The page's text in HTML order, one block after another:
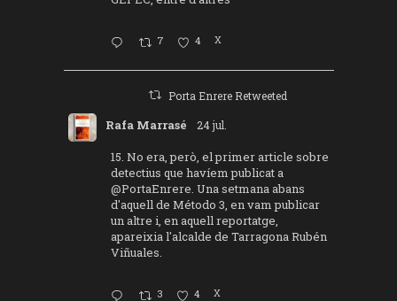
7 4 X
Porta Enrere Retweeted
Rafa Marrasé 24 jul.
15. No era, però, el primer article sobre
detectius que havíem publicat a
@PortaEnrere. Una setmana abans
d'aquell de Método 3, en vam publicar
un altre i, en aquell reportatge,
apareixia l'alcalde de Tarragona Rubén
Viñuales.
3 4 X